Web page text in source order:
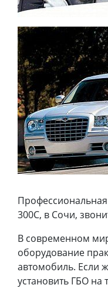
300C, в Сочи,
В современном
оборудование
автомобиль. Если
установить ГБО на